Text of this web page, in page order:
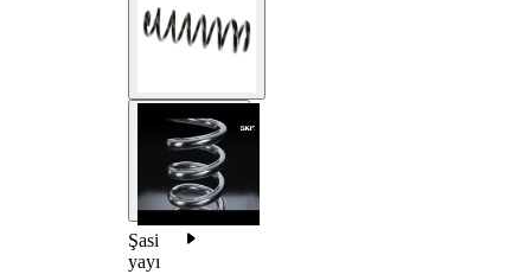
Şasi
yayı